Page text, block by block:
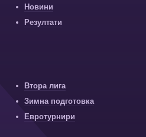
Новини
Резултати
Втора лига
Зимна подготовка
Евротурнири